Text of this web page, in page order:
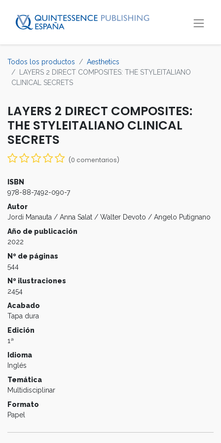
Todos los productos
Aesthetics
LAYERS 2 DIRECT COMPOSITES: THE STYLEITALIANO
CLINICAL SECRETS
LAYERS 2 DIRECT COMPOSITES:
THE STYLEITALIANO CLINICAL
SECRETS
(0 comentarios)
ISBN
978-88-7492-090-7
Autor
Jordi Manauta / Anna Salat / Walter Devoto / Angelo Putignano
Año de publicación
2022
Nº de páginas
544
Nº ilustraciones
2454
Acabado
Tapa dura
Edición
1ª
Idioma
Inglés
Temática
Multidisciplinar
Formato
Papel